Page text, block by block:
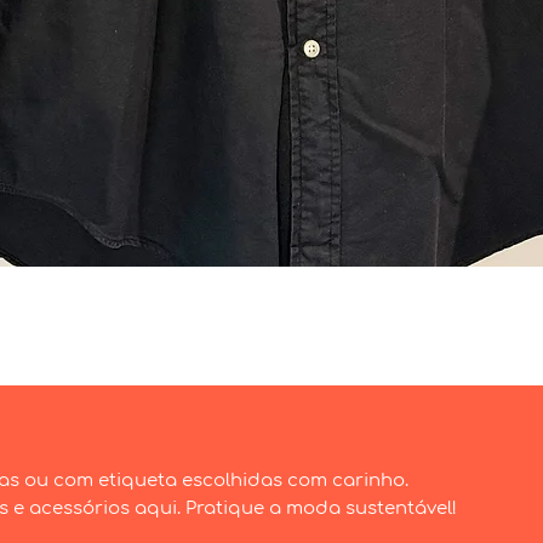
ou com etiqueta escolhidas com carinho.
e acessórios aqui. Pratique a moda sustentável!